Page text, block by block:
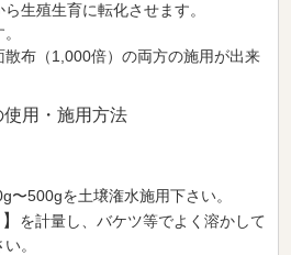
生殖生育に転化させます。
散布（1,000倍）の両方の施用が出来
使用・施用方法
〜500gを土壌潅水施用下さい。
を計量し、バケツ等でよく溶かして
。